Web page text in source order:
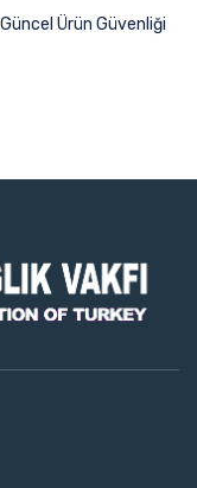
Ürün Güvenliği